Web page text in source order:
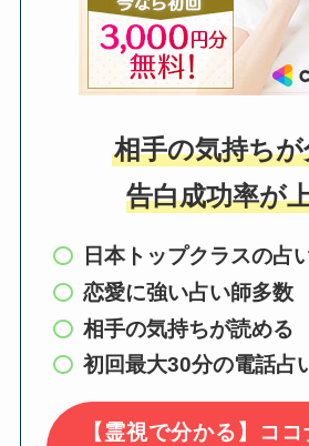
相手の気持ち
告白成功率が
日本トップクラスの占
恋愛に強い占い師多数
相手の気持ちが読める
初回最大30分の電話占
【霊視で分かる】コ